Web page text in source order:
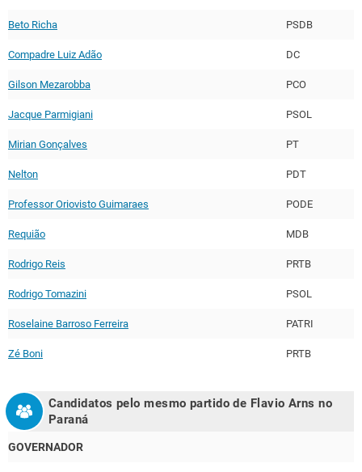
Beto Richa PSDB
Compadre Luiz Adão DC
Gilson Mezarobba PCO
Jacque Parmigiani PSOL
Mirian Gonçalves PT
Nelton PDT
Professor Oriovisto Guimaraes PODE
Requião MDB
Rodrigo Reis PRTB
Rodrigo Tomazini PSOL
Roselaine Barroso Ferreira PATRI
Zé Boni PRTB
Candidatos pelo mesmo partido de Flavio Arns no
Paraná
GOVERNADOR